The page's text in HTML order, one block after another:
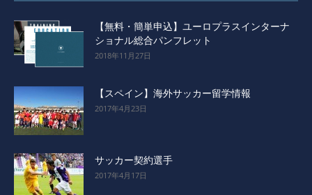
【無料・簡単申込】ユーロプラスインターナ
ショナル総合パンフレット
2018年11月27日
【スペイン】海外サッカー留学情報
2017年4月23日
サッカー契約選手
2017年4月17日